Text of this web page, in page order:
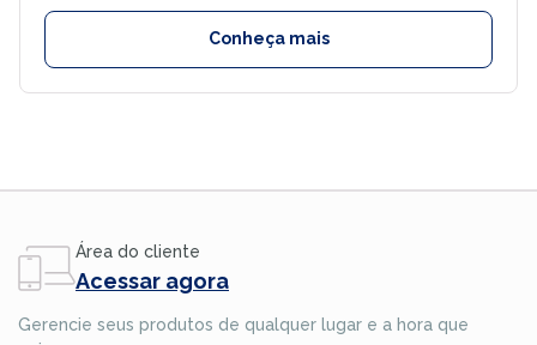
Conheça mais
Área do cliente
Acessar agora
Gerencie seus produtos de qualquer lugar e a hora que